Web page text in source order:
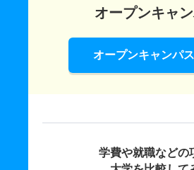
オープンキャン
オープンキャンパ
学費や就職などの